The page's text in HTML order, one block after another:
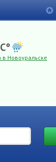
в Новоуральске